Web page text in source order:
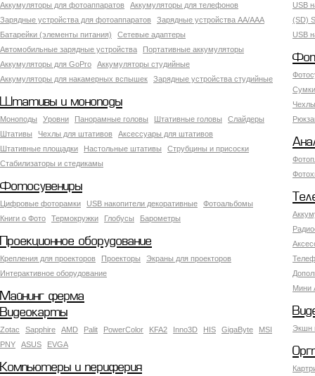
Аккумуляторы для фотоаппаратов
Аккумуляторы для телефонов
Зарядные устройства для фотоаппаратов
Зарядные устройства AA/AAA
Батарейки (элементы питания)
Сетевые адаптеры
Автомобильные зарядные устройства
Портативные аккумуляторы
Аккумуляторы для GoPro
Аккумуляторы студийные
Аккумуляторы для накамерных вспышек
Зарядные устройства студийные
USB
(SD)
USB
Штативы и моноподы
Моноподы Уровни Панорамные головы Штативные головы
Слайдеры
Штативы
Чехлы для штативов
Аксессуары для штативов
Штативные площадки
Настольные штативы
Струбцины и присоски
Стабилизаторы и стедикамы
Фотосувениры
Цифровые фоторамки USB накопители декоративные
Фотоальбомы
Книги о Фото
Термокружки Глобусы Барометры
Мини
Проекционное оборудование
Крепления для проекторов Проекторы
Экраны для проекторов
Интерактивное оборудование
Майнинг ферма
Экшн
Видеокарты
Zotac Sapphire AMD Palit PowerColor KFA2 Inno3D HIS GigaByte
MSI
PNY
ASUS EVGA
Компьютеры и периферия